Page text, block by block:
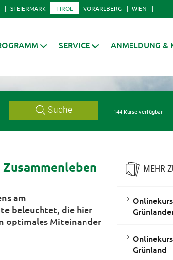
STEIERMARK TIROL VORARLBERG WIEN
SERVICE ANMELDUNG &
Suche 144 Kurse verfügbar
am
beleuchtet, die hier
optimales Miteinander
MEHR
Grünland